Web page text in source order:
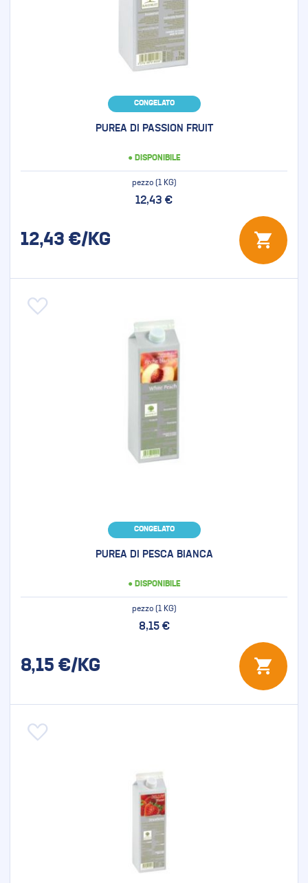
CONGELATO
PUREA DI PASSION FRUIT
● DISPONIBILE
pezzo (1 KG)
12,43 €
12,43 €/KG
CONGELATO
PUREA DI PESCA BIANCA
● DISPONIBILE
pezzo (1 KG)
8,15 €
8,15 €/KG